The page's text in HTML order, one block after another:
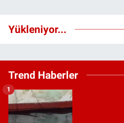
Yükleniyor...
Trend Haberler
1